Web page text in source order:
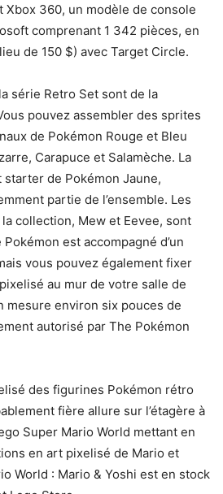
Xbox 360, un modèle de console
comprenant 1 342 pièces, en
de 150 $) avec Target Circle.
série Retro Set sont de la
pouvez assembler des sprites
de Pokémon Rouge et Bleu
Carapuce et Salamèche. La
de Pokémon Jaune,
partie de l’ensemble. Les
collection, Mew et Eevee, sont
est accompagné d’un
vous pouvez également fixer
au mur de votre salle de
mesure environ six pouces de
autorisé par The Pokémon
des figurines Pokémon rétro
fière allure sur l’étagère à
Super Mario World mettant en
en art pixelisé de Mario et
World : Mario & Yoshi est en stock